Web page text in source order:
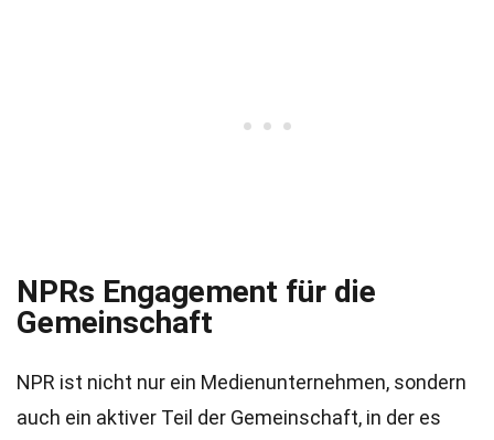
NPRs Engagement für die
Gemeinschaft
NPR ist nicht nur ein Medienunternehmen, sondern
auch ein aktiver Teil der Gemeinschaft, in der es